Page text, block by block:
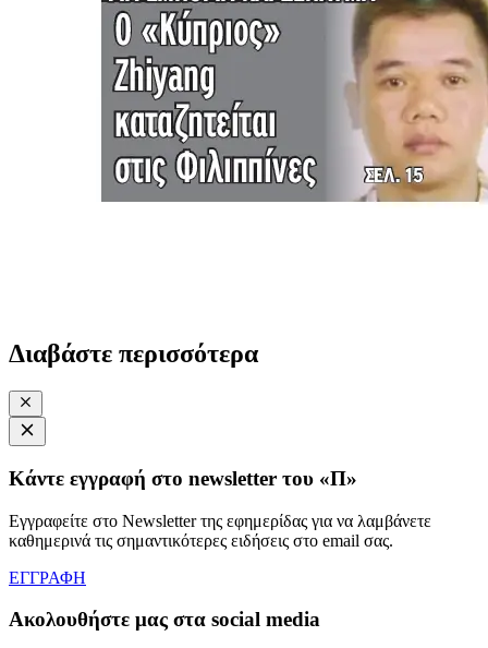
Διαβάστε περισσότερα
Κάντε εγγραφή στο newsletter του «Π»
Εγγραφείτε στο Newsletter της εφημερίδας για να λαμβάνετε
καθημερινά τις σημαντικότερες ειδήσεις στο email σας.
ΕΓΓΡΑΦΗ
Ακολουθήστε μας στα social media